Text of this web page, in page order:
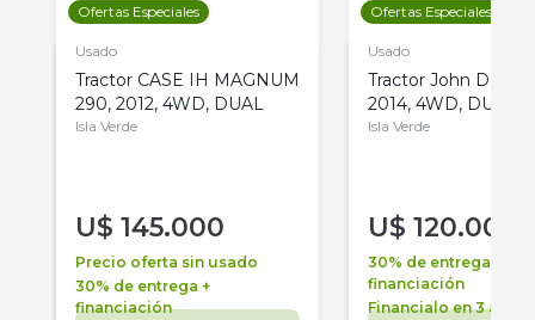
Ofertas Especiales
Usado
Tractor CASE IH MAGNUM
290, 2012, 4WD, DUAL
Isla Verde
U$ 145.000
Precio oferta sin usado
30% de entrega +
financiación
Ofertas Especiales
Usado
Tractor John Deere
2014, 4WD, DUAL
Isla Verde
U$ 120.000
30% de entrega +
financiación
Financialo en 3 años